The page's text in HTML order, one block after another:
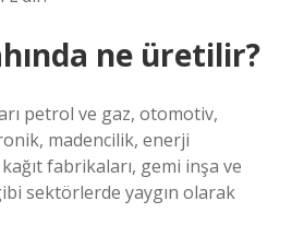
ne üretilir?
petrol ve gaz, otomotiv,
madencilik, enerji
fabrikaları, gemi inşa ve
sektörlerde yaygın olarak